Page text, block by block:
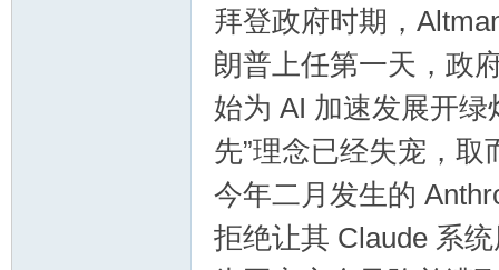
拜登政府时期，
朗普上任第一天，政
始为 AI 加速发展开
先”理念已经失宠，取
今年二月发生的
拒绝让其 Claude 系